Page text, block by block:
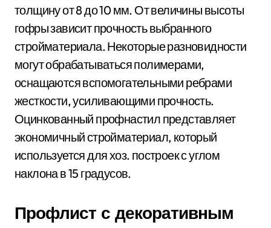
толщину от 8 до 10 мм. От величины высоты
гофры зависит прочность выбранного
стройматериала. Некоторые разновидности
могут обрабатываться полимерами,
оснащаются вспомогательными ребрами
жесткости, усиливающими прочность.
Оцинкованный профнастил представляет
экономичный стройматериал, который
используется для хоз. построек с углом
наклона в 15 градусов.
Профлист с декоративным